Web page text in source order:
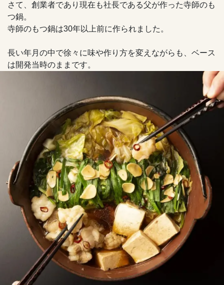
さて、創業者であり現在も社長である父が作った寺師のも
つ鍋。
寺師のもつ鍋は30年以上前に作られました。
長い年月の中で徐々に味や作り方を変えながらも、ベース
は開発当時のままです。